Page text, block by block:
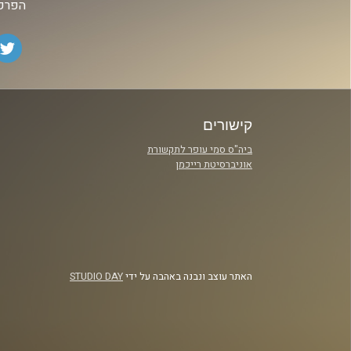
קישורים
ביה"ס סמי עופר לתקשורת
אוניברסיטת רייכמן
האתר עוצב ונבנה באהבה על ידיSTUDIO DAY